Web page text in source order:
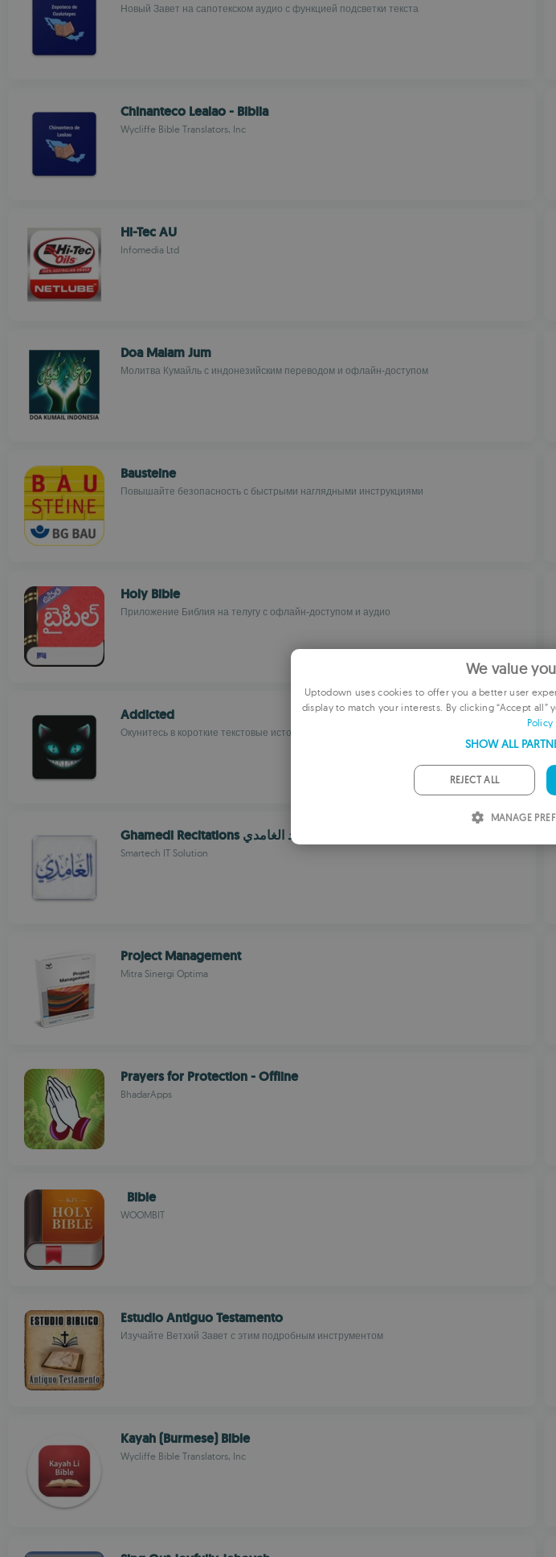
Новый Завет на сапотекском аудио с функцией подсветки текста
Chinanteco Lealao - Biblia
Wycliffe Bible Translators, Inc
Hi-Tec AU
Infomedia Ltd
Doa Malam Jum
Молитва Кумайль с индонезийским переводом и офлайн-доступом
Bausteine
Повышайте безопасность с быстрыми наглядными инструкциями
Holy Bible
Приложение Библия на телугу с офлайн-доступом и аудио
Addicted
Окунитесь в короткие текстовые истории ужасов в чатах
Ghamedi Recitations تلاوات سعد الغامدي
Smartech IT Solution
Project Management
Mitra Sinergi Optima
Prayers for Protection - Offline
BhadarApps
Bible
WOOMBIT
Estudio Antiguo Testamento
Изучайте Ветхий Завет с этим подробным инструментом
Kayah (Burmese) Bible
Wycliffe Bible Translators, Inc
We value
Uptodown uses cookies to offer you a better user
display to match your interests. By clicking “Accept all”
Policy
SHOW ALL
REJECT ALL
MANAGE